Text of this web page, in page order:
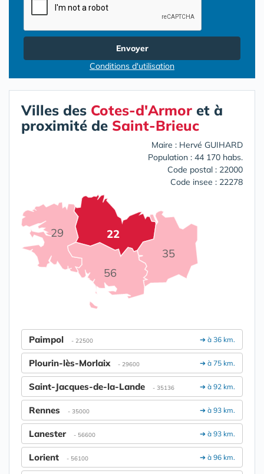
Envoyer
Conditions d'utilisation
Villes des Cotes-d'Armor et à
proximité de Saint-Brieuc
Maire : Hervé GUIHARD
Population : 44 170 habs.
Code postal : 22000
Code insee : 22278
22
29
35
56
➔ à 36 km.
Paimpol - 22500
➔ à 75 km.
Plourin-lès-Morlaix - 29600
➔ à 92 km.
Saint-Jacques-de-la-Lande - 35136
➔ à 93 km.
Rennes - 35000
➔ à 93 km.
Lanester - 56600
➔ à 96 km.
Lorient - 56100